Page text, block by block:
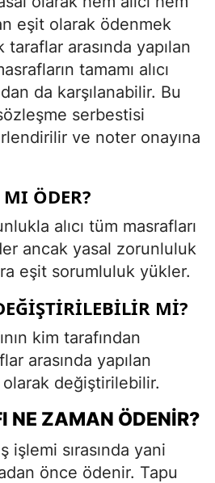
eşit olarak ödenmek
taraflar arasında yapılan
tamamı alıcı
da karşılanabilir. Bu
serbestisi
ve noter onayına
ÖDER?
alıcı tüm masrafları
ancak yasal zorunluluk
eşit sorumluluk yükler.
MI?
kim tarafından
arasında yapılan
değiştirilebilir.
NE ZAMAN ÖDENIR?
işlemi sırasında yani
önce ödenir. Tapu